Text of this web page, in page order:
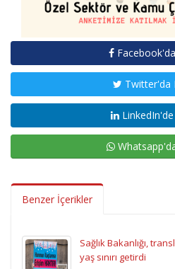
Twitter'da
LinkedIn'de
Benzer İçerikler
Sağlık Bakanlığı,
yaş sınırı getirdi